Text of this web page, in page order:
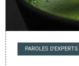
PAROLES D'EXPERTS